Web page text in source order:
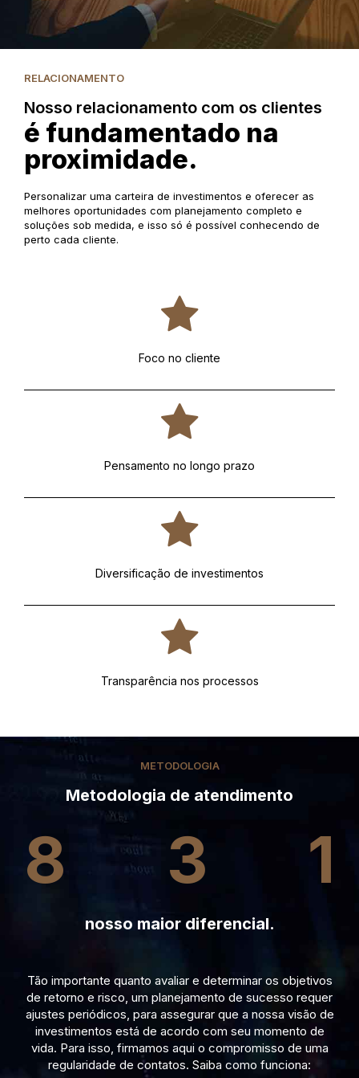
RELACIONAMENTO
Nosso relacionamento com os clientes
é fundamentado na
proximidade.
Personalizar uma carteira de investimentos e oferecer as
melhores oportunidades com planejamento completo e
soluções sob medida, e isso só é possível conhecendo de
perto cada cliente.
Foco no cliente
Pensamento no longo prazo
Diversificação de investimentos
Transparência nos processos
METODOLOGIA
Metodologia de atendimento
8 3 1
nosso maior diferencial.
Tão importante quanto avaliar e determinar os objetivos
de retorno e risco, um planejamento de sucesso requer
ajustes periódicos, para assegurar que a nossa visão de
investimentos está de acordo com seu momento de
vida. Para isso, firmamos aqui o compromisso de uma
regularidade de contatos. Saiba como funciona: